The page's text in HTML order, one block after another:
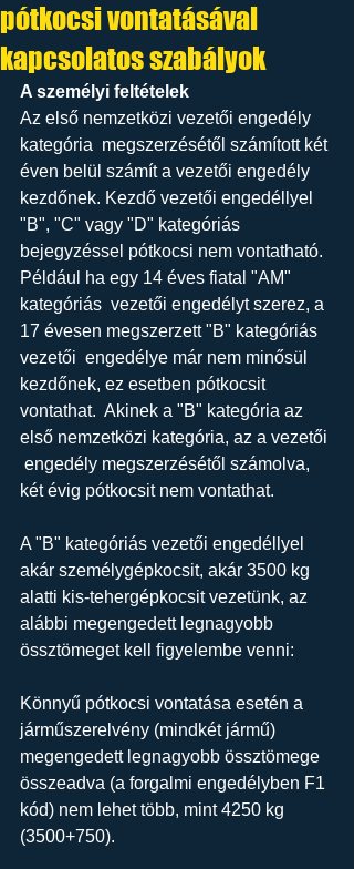
pótkocsi vontatásával
kapcsolatos szabályok
A személyi feltételek
Az első nemzetközi vezetői engedély
kategória  megszerzésétől számított két
éven belül számít a vezetői engedély
kezdőnek. Kezdő vezetői engedéllyel
"B", "C" vagy "D" kategóriás
bejegyzéssel pótkocsi nem vontatható.
Például ha egy 14 éves fiatal "AM"
kategóriás  vezetői engedélyt szerez, a
17 évesen megszerzett "B" kategóriás
vezetői  engedélye már nem minősül
kezdőnek, ez esetben pótkocsit
vontathat.  Akinek a "B" kategória az
első nemzetközi kategória, az a vezetői
engedély megszerzésétől számolva,
két évig pótkocsit nem vontathat.
A "B" kategóriás vezetői engedéllyel
akár személygépkocsit, akár 3500 kg
alatti kis-tehergépkocsit vezetünk, az
alábbi megengedett legnagyobb
össztömeget kell figyelembe venni:
Könnyű pótkocsi vontatása esetén a
járműszerelvény (mindkét jármű)
megengedett legnagyobb össztömege
összeadva (a forgalmi engedélyben F1
kód) nem lehet több, mint 4250 kg
(3500+750).